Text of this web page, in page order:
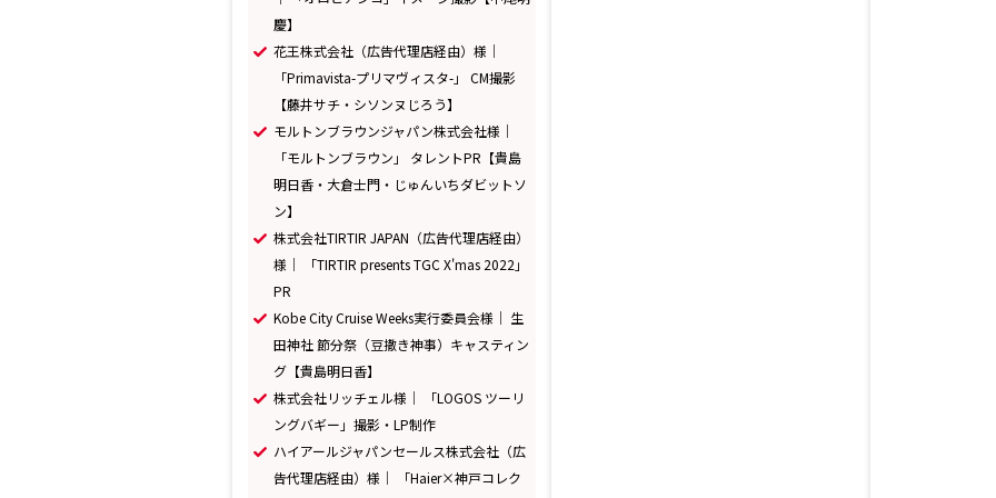
慶】
花王株式会社（広告代理店経由）様｜
「Primavista-プリマヴィスタ-」 CM撮影
【藤井サチ・シソンヌじろう】
モルトンブラウンジャパン株式会社様｜
「モルトンブラウン」 タレントPR【貴島
明日香・大倉士門・じゅんいちダビットソ
ン】
株式会社TIRTIR JAPAN（広告代理店経由）
様｜ 「TIRTIR presents TGC X'mas 2022」
PR
Kobe City Cruise Weeks実行委員会様｜ 生
田神社 節分祭（豆撒き神事）キャスティン
グ【貴島明日香】
株式会社リッチェル様｜ 「LOGOS ツーリ
ングバギー」撮影・LP制作
ハイアールジャパンセールス株式会社（広
告代理店経由）様｜ 「Haier×神戸コレク